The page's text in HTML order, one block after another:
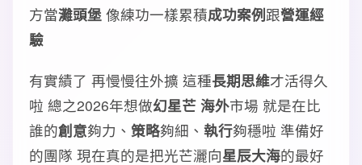
方當灘頭堡 像練功一樣累積成功案例跟營運經
驗
有實績了 再慢慢往外擴 這種長期思維才活得久
啦 總之2026年想做幻星芒 海外市場 就是在比
誰的創意夠力、 策略夠細、 執行夠穩啦 準備好
的團隊 現在真的是把光芒灑向星辰大海的最好